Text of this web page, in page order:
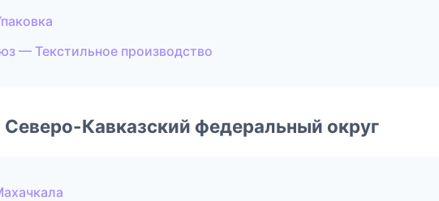
— Текстильное производство
Северо-Кавказский федеральный округ